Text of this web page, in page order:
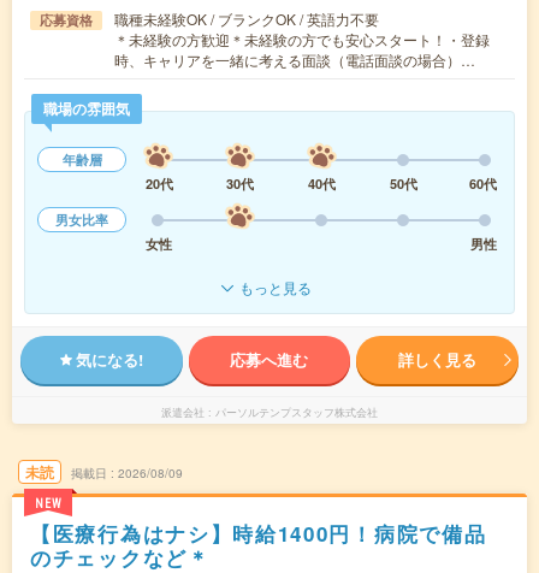
応募資格
職種未経験OK / ブランクOK / 英語力不要
＊未経験の方歓迎＊未経験の方でも安心スタート！・登録
時、キャリアを一緒に考える面談（電話面談の場合）…
職場の雰囲気
年齢層
20代
30代 40代 50代
60代
男女比率
女性
男性
もっと見る
気になる! 応募へ進む 詳しく見る
派遣会社 パーソルテンプスタッフ株式会社
未読
NEW
掲載日 2026/08/09
【医療行為はナシ】時給1400円！病院で備品
のチェックなど＊